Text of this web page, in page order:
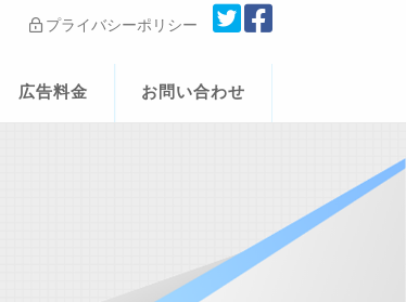
プライバシーポリシー
広告料金 お問い合わせ